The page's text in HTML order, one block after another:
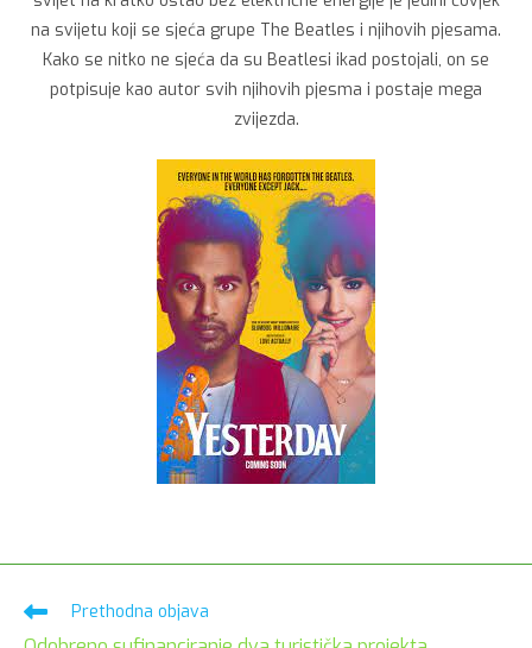
na svijetu koji se sjeća grupe The Beatles i njihovih pjesama.
Kako se nitko ne sjeća da su Beatlesi ikad postojali, on se
potpisuje kao autor svih njihovih pjesma i postaje mega
zvijezda.
Pročitaj
više
Prethodna objava